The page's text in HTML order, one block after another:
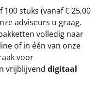
stuks (vanaf € 25,00
adviseurs u graag.
volledig naar
of in één van onze
voor
vrijblijvend digitaal